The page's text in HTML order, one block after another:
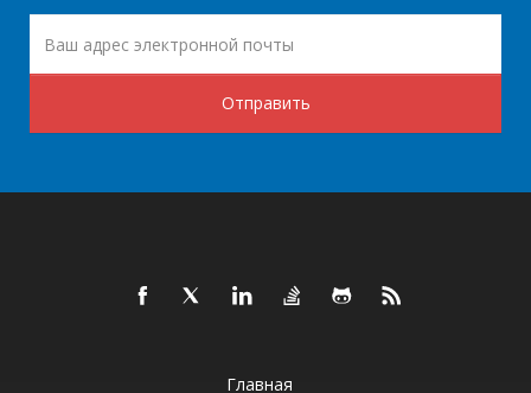
Отправить
Главная